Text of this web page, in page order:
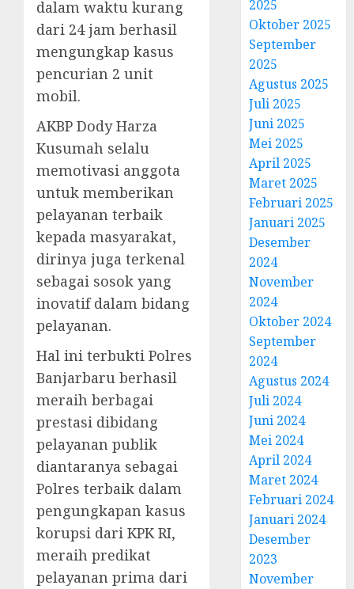
dalam waktu kurang
dari 24 jam berhasil
mengungkap kasus
pencurian 2 unit
mobil.
AKBP Dody Harza
Kusumah selalu
memotivasi anggota
untuk memberikan
pelayanan terbaik
kepada masyarakat,
dirinya juga terkenal
sebagai sosok yang
inovatif dalam bidang
pelayanan.
Hal ini terbukti Polres
Banjarbaru berhasil
meraih berbagai
prestasi dibidang
pelayanan publik
diantaranya sebagai
Polres terbaik dalam
pengungkapan kasus
korupsi dari KPK RI,
meraih predikat
pelayanan prima dari
2025
Oktober 2025
September
2025
Agustus 2025
Juli 2025
Juni 2025
Mei 2025
April 2025
Maret 2025
Februari 2025
Januari 2025
Desember
2024
November
2024
Oktober 2024
September
2024
Agustus 2024
Juli 2024
Juni 2024
Mei 2024
April 2024
Maret 2024
Februari 2024
Januari 2024
Desember
2023
November